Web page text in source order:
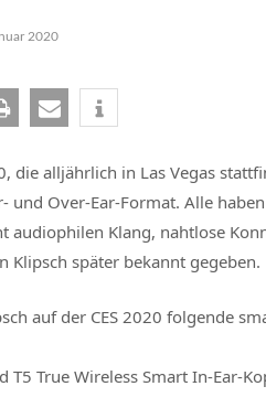
2020
die alljährlich in Las Vegas
und Over-Ear-Format. Alle
audiophilen Klang, nahtlose
Klipsch später bekannt gegeben.
auf der CES 2020 folgende
T5 True Wireless Smart In-Ear-